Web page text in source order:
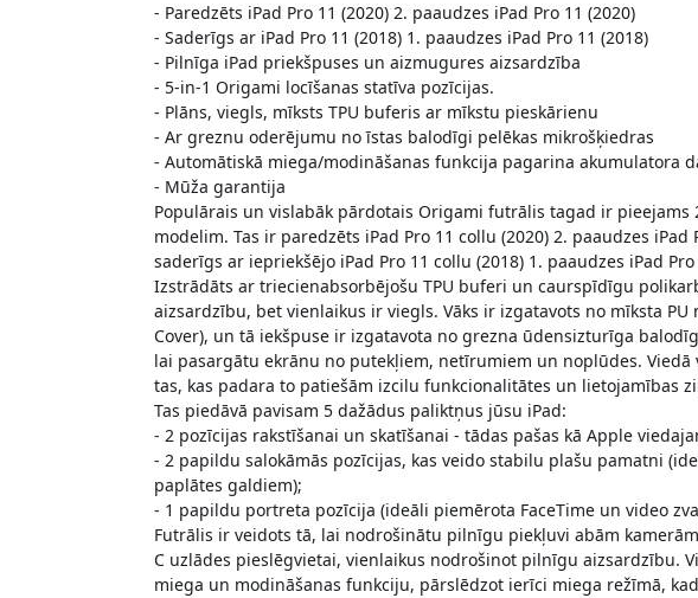
- Paredzēts iPad Pro 11 (2020) 2. paaudzes iPad Pro 11 (2020)
- Saderīgs ar iPad Pro 11 (2018) 1. paaudzes iPad Pro 11 (2018)
- Pilnīga iPad priekšpuses un aizmugures aizsardzība
- 5-in-1 Origami locīšanas statīva pozīcijas.
- Plāns, viegls, mīksts TPU buferis ar mīkstu pieskārienu
- Ar greznu oderējumu no īstas balodīgi pelēkas mikrošķiedras
- Automātiskā miega/modināšanas funkcija pagarina akumulatora
- Mūža garantija
Populārais un vislabāk pārdotais Origami futrālis tagad ir pieejams
modelim. Tas ir paredzēts iPad Pro 11 collu (2020) 2. paaudzes
saderīgs ar iepriekšējo iPad Pro 11 collu (2018) 1. paaudzes iPad
Izstrādāts ar triecienabsorbējošu TPU buferi un caurspīdīgu
aizsardzību, bet vienlaikus ir viegls. Vāks ir izgatavots no mīksta
Cover), un tā iekšpuse ir izgatavota no grezna ūdensizturīga
lai pasargātu ekrānu no putekļiem, netīrumiem un noplūdes.
tas, kas padara to patiešām izcilu funkcionalitātes un lietojamības
Tas piedāvā pavisam 5 dažādus paliktņus jūsu iPad:
- 2 pozīcijas rakstīšanai un skatīšanai - tādas pašas kā Apple
- 2 papildu salokāmās pozīcijas, kas veido stabilu plašu pamatni
paplātes galdiem);
- 1 papildu portreta pozīcija (ideāli piemērota FaceTime un video
Futrālis ir veidots tā, lai nodrošinātu pilnīgu piekļuvi abām
C uzlādes pieslēgvietai, vienlaikus nodrošinot pilnīgu aizsardzību.
miega un modināšanas funkciju, pārslēdzot ierīci miega režīmā,